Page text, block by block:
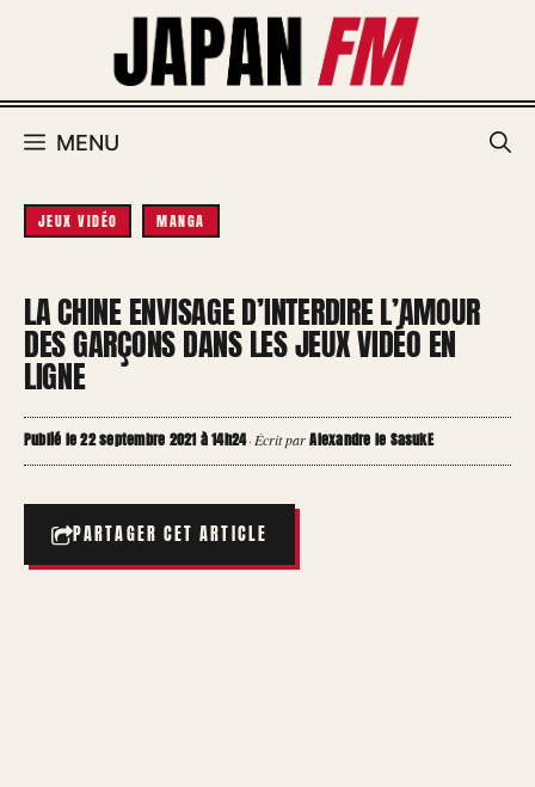
MENU
JEUX VIDÉO MANGA
LA CHINE ENVISAGE D’INTERDIRE L’AMOUR
DES GARÇONS DANS LES JEUX VIDÉO EN
LIGNE
Publié le 22 septembre 2021 à 14h24·Écrit parAlexandre le SasukE
PARTAGER CET ARTICLE